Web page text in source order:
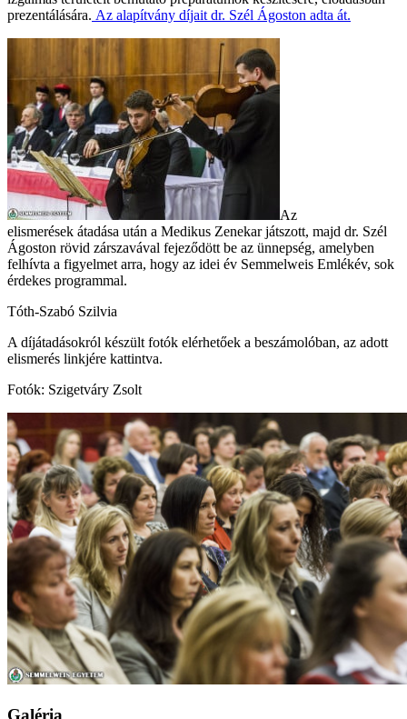
prezentálására. Az alapítvány díjait dr. Szél Ágoston adta át.
Az
elismerések átadása után a Medikus Zenekar játszott, majd dr. Szél
Ágoston rövid zárszavával fejeződött be az ünnepség, amelyben
felhívta a figyelmet arra, hogy az idei év Semmelweis Emlékév, sok
érdekes programmal.
Tóth-Szabó Szilvia
A díjátadásokról készült fotók elérhetőek a beszámolóban, az adott
elismerés linkjére kattintva.
Fotók: Szigetváry Zsolt
Galéria